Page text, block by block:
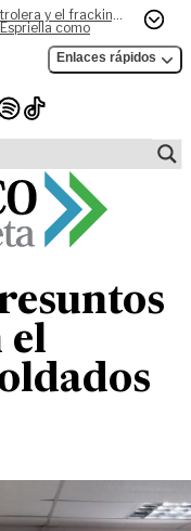
y el fracking,
como
Enlaces rápidos
el